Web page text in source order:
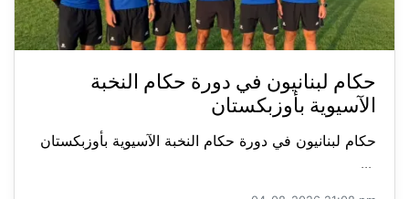
حكام لبنانيون في دورة حكام النخبة
الآسيوية بأوزبكستان
حكام لبنانيون في دورة حكام النخبة الآسيوية بأوزبكستان
...